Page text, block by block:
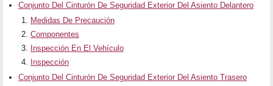
Conjunto Del Cinturón De Seguridad Exterior Del Asiento Delantero
Medidas De Precaución
Componentes
Inspección En El Vehículo
Inspección
Conjunto Del Cinturón De Seguridad Exterior Del Asiento Trasero